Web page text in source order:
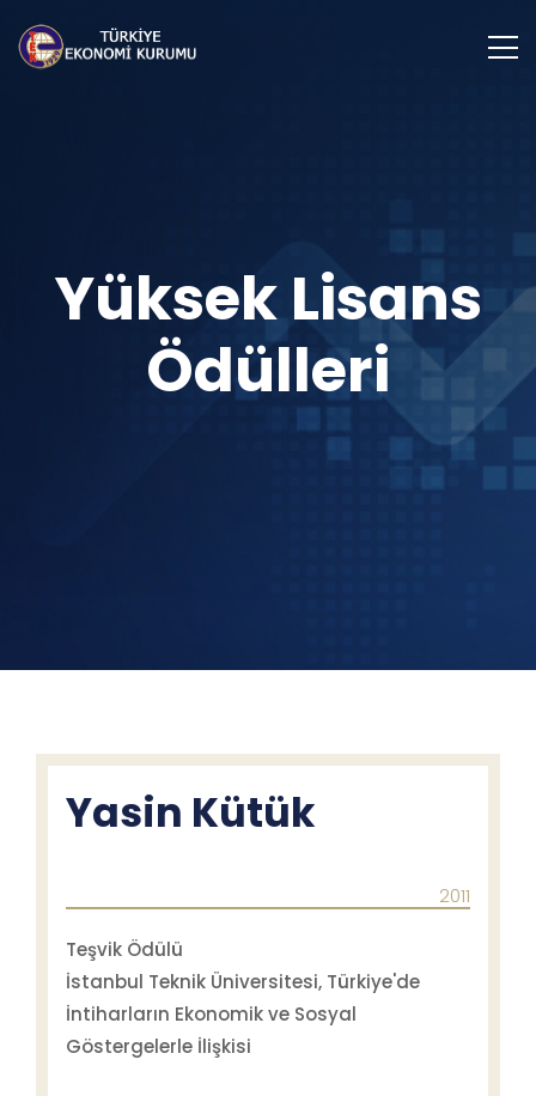
Yüksek Lisans
Ödülleri
Yasin Kütük
2011
Teşvik Ödülü
İstanbul Teknik Üniversitesi, Türkiye'de
İntiharların Ekonomik ve Sosyal
Göstergelerle İlişkisi